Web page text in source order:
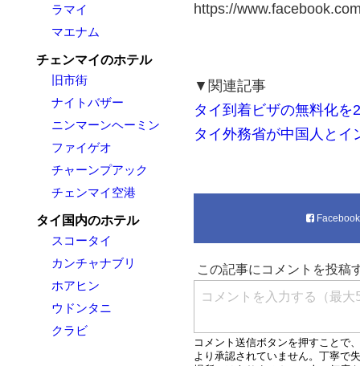
ラマイ
マエナム
チェンマイのホテル
旧市街
ナイトバザー
ニンマーンヘーミン
ファイゲオ
チャーンプアック
チェンマイ空港
タイ国内のホテル
スコータイ
カンチャナブリ
ホアヒン
ウドンタニ
クラビ
https://
▼関連記事
タイ到着ビザの無料化を
タイ外務省が中国人と
Facebook